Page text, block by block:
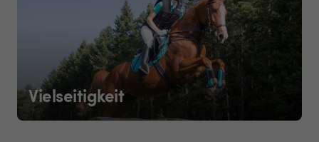
Vielseitigkeit